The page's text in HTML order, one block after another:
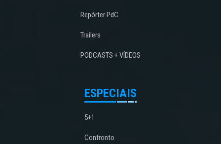
Repórter PdC
Trailers
PODCASTS + VÍDEOS
ESPECIAIS
5+1
Confronto